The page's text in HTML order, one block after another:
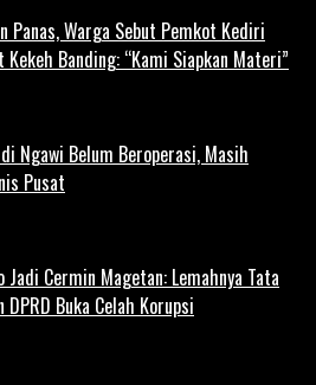
Panas, Warga Sebut Pemkot Kediri
Kekeh Banding: “Kami Siapkan Materi”
Ngawi Belum Beroperasi, Masih
Pusat
Jadi Cermin Magetan: Lemahnya Tata
DPRD Buka Celah Korupsi